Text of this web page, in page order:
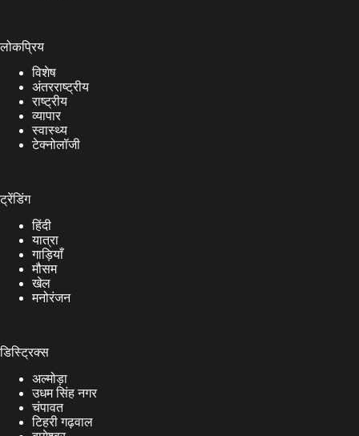
लोकप्रिय
विशेष
अंतरराष्ट्रीय
राष्ट्रीय
व्यापार
स्वास्थ्य
टेक्नोलॉजी
ट्रेंडिंग
हिंदी
यात्रा
गाड़ियाँ
मौसम
खेल
मनोरंजन
डिस्ट्रिक्स
अल्मोड़ा
उधम सिंह नगर
चंपावत
टिहरी गढ़वाल